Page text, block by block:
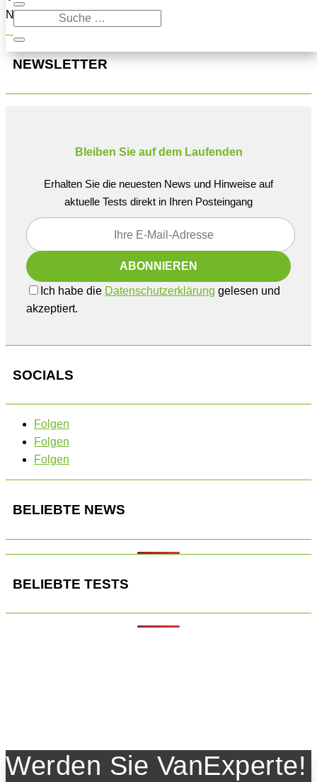
Navigation oben, um den Beitrag zu finden.
NEWSLETTER
Bleiben Sie auf dem Laufenden
Erhalten Sie die neuesten News und Hinweise auf
aktuelle Tests direkt in Ihren Posteingang
Ich habe die Datenschutzerklärung gelesen und
akzeptiert.
SOCIALS
Folgen
Folgen
Folgen
BELIEBTE NEWS
BELIEBTE TESTS
Werden Sie VanExperte!